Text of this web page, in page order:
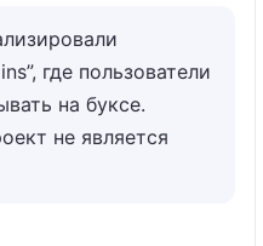
где пользователи
на буксе.
не является